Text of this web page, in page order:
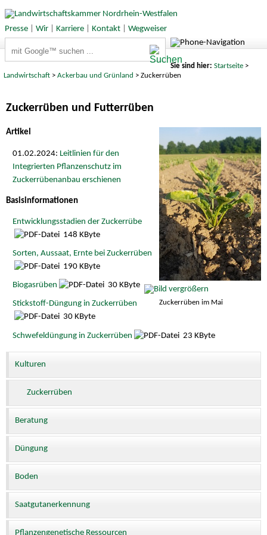
Presse| Wir| Karriere| Kontakt| Wegweiser
Sie sind hier: Startseite>
Landwirtschaft >Ackerbau und Grünland > Zuckerrüben
Zuckerrüben und Futterrüben
Zuckerrüben im Mai
Artikel
01.02.2024: Leitlinien für den
Integrierten Pflanzenschutz im
Zuckerrübenanbau erschienen
Basisinformationen
Entwicklungsstadien der Zuckerrübe
148 KByte
Sorten, Aussaat, Ernte bei Zuckerrüben
190 KByte
Biogasrüben 30 KByte
Stickstoff-Düngung in Zuckerrüben
30 KByte
Schwefeldüngung in Zuckerrüben 23 KByte
Kulturen
Zuckerrüben
Beratung
Düngung
Boden
Saatgutanerkennung
Pflanzengenetische Ressourcen